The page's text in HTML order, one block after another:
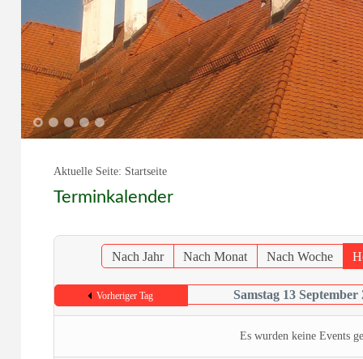
1 2 3 4 5
Aktuelle Seite: Startseite
Terminkalender
Nach Jahr Nach Monat Nach Woche
Vorheriger Tag Samstag 13 September
Es wurden keine Events